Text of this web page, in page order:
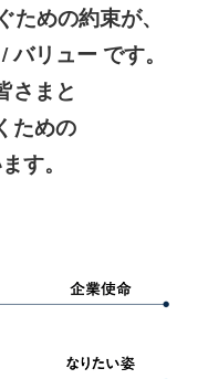
ための約束が、
バリュー です。
さまと
ための
す。